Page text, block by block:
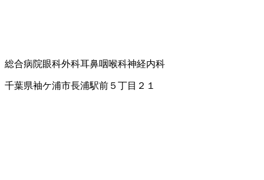
総合病院眼科外科耳鼻咽喉科神経内科
千葉県袖ケ浦市長浦駅前５丁目２１